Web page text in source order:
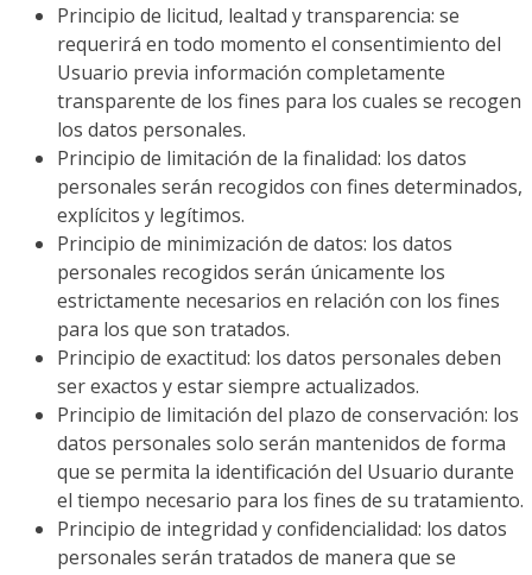
Principio de licitud, lealtad y transparencia: se
requerirá en todo momento el consentimiento del
Usuario previa información completamente
transparente de los fines para los cuales se recogen
los datos personales.
Principio de limitación de la finalidad: los datos
personales serán recogidos con fines determinados,
explícitos y legítimos.
Principio de minimización de datos: los datos
personales recogidos serán únicamente los
estrictamente necesarios en relación con los fines
para los que son tratados.
Principio de exactitud: los datos personales deben
ser exactos y estar siempre actualizados.
Principio de limitación del plazo de conservación: los
datos personales solo serán mantenidos de forma
que se permita la identificación del Usuario durante
el tiempo necesario para los fines de su tratamiento.
Principio de integridad y confidencialidad: los datos
personales serán tratados de manera que se